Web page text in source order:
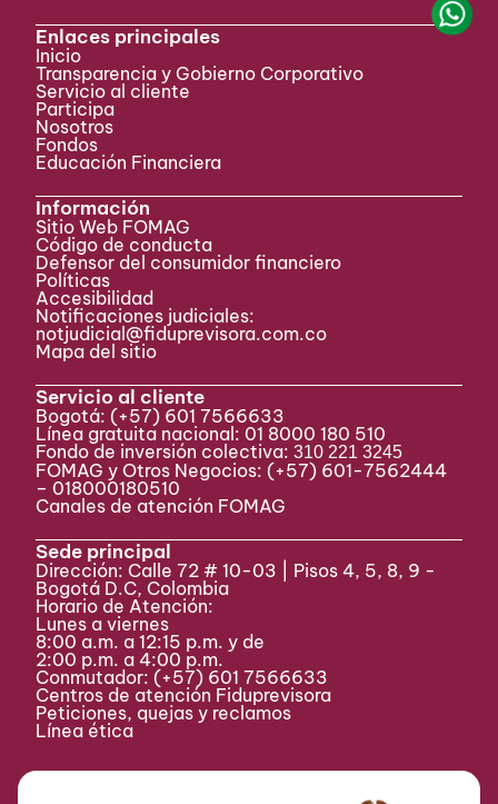
Enlaces principales
Inicio
Transparencia y Gobierno Corporativo
Servicio al cliente
Participa ​
Nosotros
Fondos
Educación Financiera
Información
Sitio Web FOMAG
Código de conducta
Defensor del consumidor financiero
Políticas
Accesibilidad
Notificaciones judiciales:
notjudicial@fiduprevisora.com.co
Mapa del sitio
Servicio al cliente
Bogotá: (+57) 601 7566633
Línea gratuita nacional: 01 8000 180 510
Fondo de inversión colectiva:310 221 3245
FOMAG y Otros Negocios: (+57) 601-7562444
– 018000180510
Canales de atención FOMAG
Sede principal
Dirección: Calle 72 # 10-03 | Pisos 4, 5, 8, 9 -
Bogotá D.C, Colombia
Horario de Atención:
Lunes a viernes
8:00 a.m. a 12:15 p.m. y de
2:00 p.m. a 4:00 p.m.
Conmutador: (+57) 601 7566633
Centros de atención Fiduprevisora
Peticiones, quejas y reclamos
Línea ética